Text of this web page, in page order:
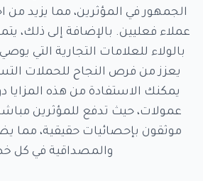
الجمهور في المؤثرين، مما يزيد من
عملاء فعليين. بالإضافة إلى ذلك،
بالولاء للعلامات التجارية التي
يعزز من فرص النجاح للحملات
يمكنك الاستفادة من هذه المزايا
عمولات، حيث تدفع للمؤثرين
موثقون بإحصائيات حقيقية، مما
والمصداقية في كل